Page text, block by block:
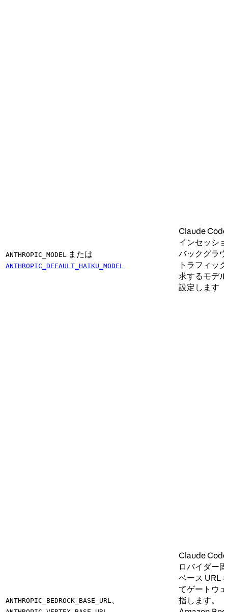
ANTHROPIC_MODEL または
ANTHROPIC_DEFAULT_HAIKU_MODEL
Claude
インセッシ
バックグラ
トラフィッ
求するモデ
設定します
ANTHROPIC_BEDROCK_BASE_URL、
Claude
ロバイダー
ベース URL
てゲートウ
指します。